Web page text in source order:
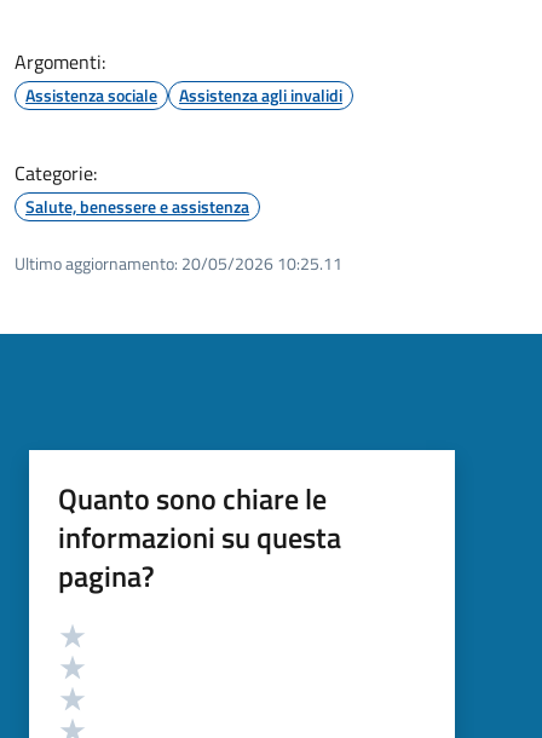
Argomenti:
Assistenza sociale Assistenza agli invalidi
Categorie:
Salute, benessere e assistenza
Ultimo aggiornamento: 20/05/2026 10:25.11
Quanto sono chiare le
informazioni su questa
pagina?
Valutazione